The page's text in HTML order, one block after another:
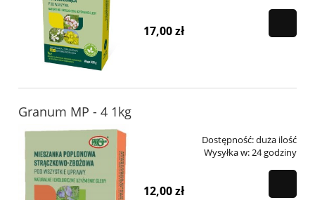
17,00 zł
Granum MP - 4 1kg
Dostępność:duża ilość
Wysyłka w:24 godziny
12,00 zł